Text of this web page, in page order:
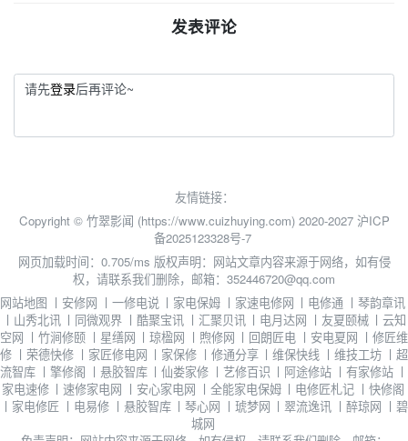
发表评论
请先登录后再评论~
友情链接：
Copyright © 竹翠影闻 (https://www.cuizhuying.com) 2020-2027 沪ICP
备2025123328号-7
网页加载时间：0.705/ms 版权声明：网站文章内容来源于网络，如有侵
权，请联系我们删除，邮箱：352446720@qq.com
网站地图 丨 安修网 丨 一修电说 丨 家电保姆 丨 家速电修网 丨 电修通 丨琴韵章讯
丨 山秀北讯 丨 同微观界 丨 酷聚宝讯 丨 汇聚贝讯 丨 电月达网 丨 友夏颐械 丨云知
空网 丨 竹涧修颐 丨 星缮网 丨琼楹网 丨 煦修网 丨 回朗匠电 丨 安电夏网 丨 修匠维
修 丨 荣德快修 丨 家匠修电网 丨 家保修 丨 修通分享 丨维保快线 丨维技工坊 丨 超
流智库 丨 擎修阁 丨 悬胶智库 丨仙娄家修 丨 艺修百识 丨 阿途修站 丨 有家修站 丨
家电速修 丨 速修家电网 丨 安心家电网 丨 全能家电保姆 丨 电修匠札记 丨 快修阁
丨 家电修匠 丨 电易修 丨 悬胶智库 丨琴心网 丨 琥梦网 丨翠流逸讯 丨醉琼网 丨 碧
城网